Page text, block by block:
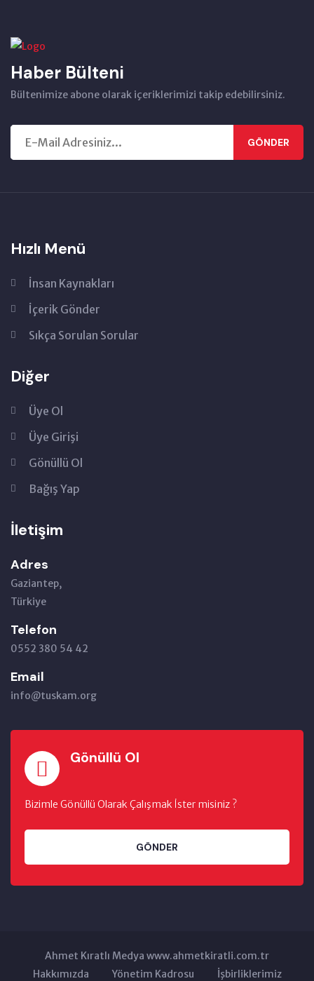
Haber Bülteni
Bültenimize abone olarak içeriklerimizi takip edebilirsiniz.
GÖNDER
Hızlı Menü
İnsan Kaynakları
İçerik Gönder
Sıkça Sorulan Sorular
Diğer
Üye Ol
Üye Girişi
Gönüllü Ol
Bağış Yap
İletişim
Adres
Gaziantep,
Türkiye
Telefon
0552 380 54 42
Email
info@tuskam.org
Gönüllü Ol
Bizimle Gönüllü Olarak Çalışmak İster misiniz ?
GÖNDER
Ahmet Kıratlı Medya www.ahmetkiratli.com.tr
Hakkımızda
Yönetim Kadrosu İşbirliklerimiz